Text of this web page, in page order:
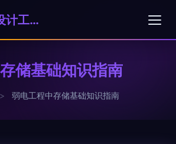
合肥百臣装饰设计工程有限公司
储基础知识指南
> 弱电工程中存储基础知识指南